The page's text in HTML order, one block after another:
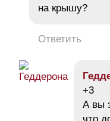
на крышу?
Ответить
+3
А вы